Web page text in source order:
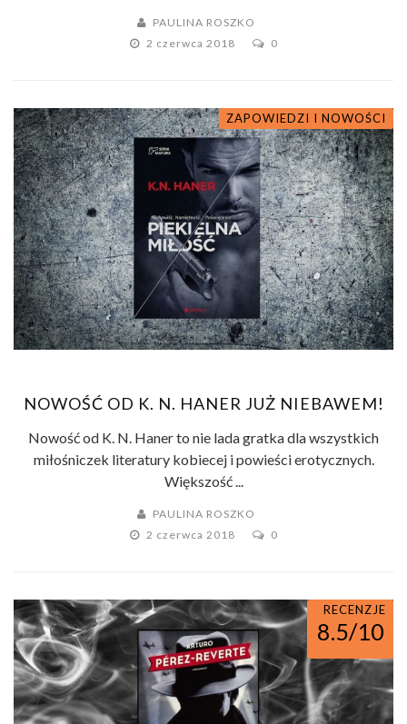
PAULINA ROSZKO
2 czerwca 2018
0
ZAPOWIEDZI I NOWOŚCI
NOWOŚĆ OD K. N. HANER JUŻ NIEBAWEM!
Nowość od K. N. Haner to nie lada gratka dla wszystkich
miłośniczek literatury kobiecej i powieści erotycznych.
Większość ...
PAULINA ROSZKO
2 czerwca 2018
0
RECENZJE
8.5/10